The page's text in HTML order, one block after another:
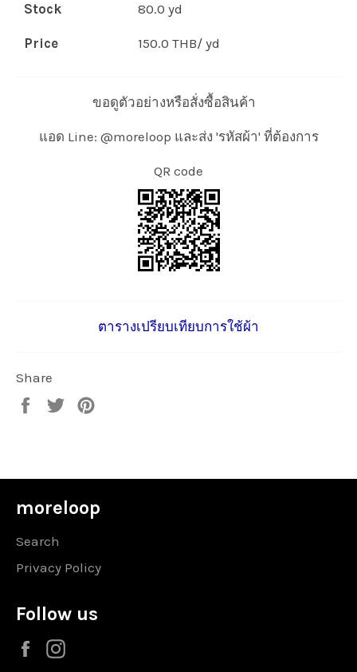
Stock 80.0 yd
Price 150.0 THB/ yd
ขอดูตัวอย่างหรือสั่งซื้อสินค้า
แอด Line: @moreloop และส่ง 'รหัสผ้า' ที่ต้องการ
QR code
ตารางเปรียบเทียบการใช้ผ้า
Share
Share Tweet
moreloop
Search
Privacy Policy
Follow us
Facebook